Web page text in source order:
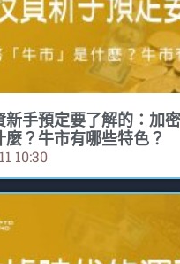
新手預定要了解的：加
麼？牛市有哪些特色？
10:30